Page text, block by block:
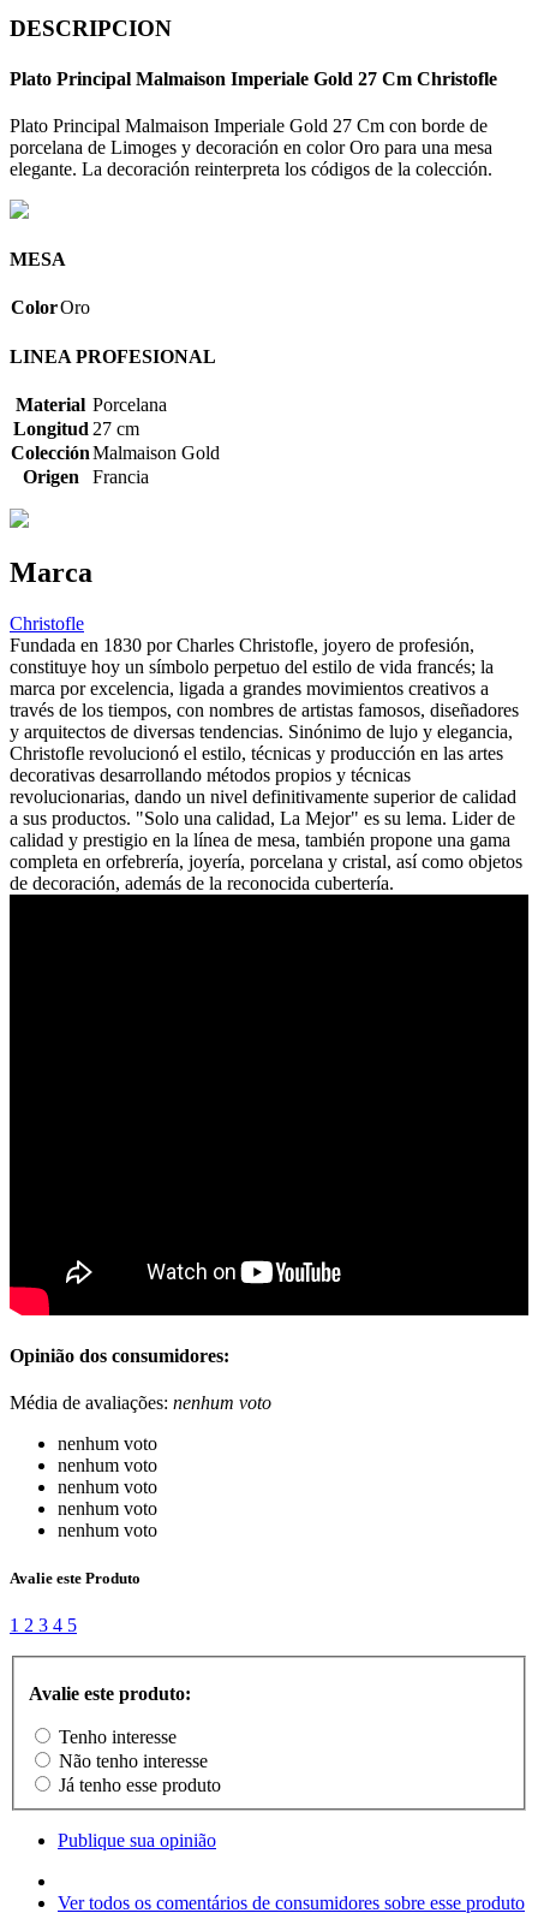
DESCRIPCION
Plato Principal Malmaison Imperiale Gold 27 Cm Christofle
Plato Principal Malmaison Imperiale Gold 27 Cm con borde de
porcelana de Limoges y decoración en color Oro para una mesa
elegante. La decoración reinterpreta los códigos de la colección.
MESA
ColorOro
LINEA PROFESIONAL
Material Porcelana
Longitud 27 cm
ColecciónMalmaison Gold
Origen
Francia
Marca
Christofle
Fundada en 1830 por Charles Christofle, joyero de profesión,
constituye hoy un símbolo perpetuo del estilo de vida francés; la
marca por excelencia, ligada a grandes movimientos creativos a
través de los tiempos, con nombres de artistas famosos, diseñadores
y arquitectos de diversas tendencias. Sinónimo de lujo y elegancia,
Christofle revolucionó el estilo, técnicas y producción en las artes
decorativas desarrollando métodos propios y técnicas
revolucionarias, dando un nivel definitivamente superior de calidad
a sus productos. "Solo una calidad, La Mejor" es su lema. Lider de
calidad y prestigio en la línea de mesa, también propone una gama
completa en orfebrería, joyería, porcelana y cristal, así como objetos
de decoración, además de la reconocida cubertería.
Opinião dos consumidores:
Média de avaliações: nenhum voto
nenhum voto
nenhum voto
nenhum voto
nenhum voto
nenhum voto
Avalie este Produto
1 2 3 4 5
Avalie este produto:
Tenho interesse
Não tenho interesse
Já tenho esse produto
Publique sua opinião
Ver todos os comentários de consumidores sobre esse produto